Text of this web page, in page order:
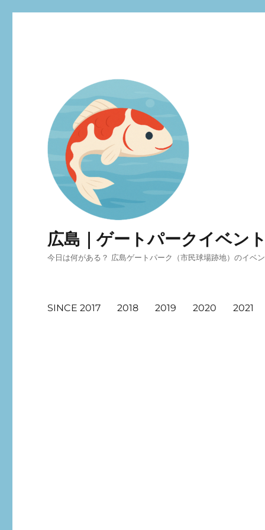
広島｜ゲートパークイベン
今日は何がある？ 広島ゲートパーク（市民球場跡地）のイベ
SINCE 2017 2018 2019 2020 2021